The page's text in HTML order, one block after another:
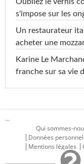
Oubliez le vernis
s'impose sur les
Un restaurateur
acheter une
Karine Le
franche sur sa vie
...
Qui sommes-
Données
Mentions légales